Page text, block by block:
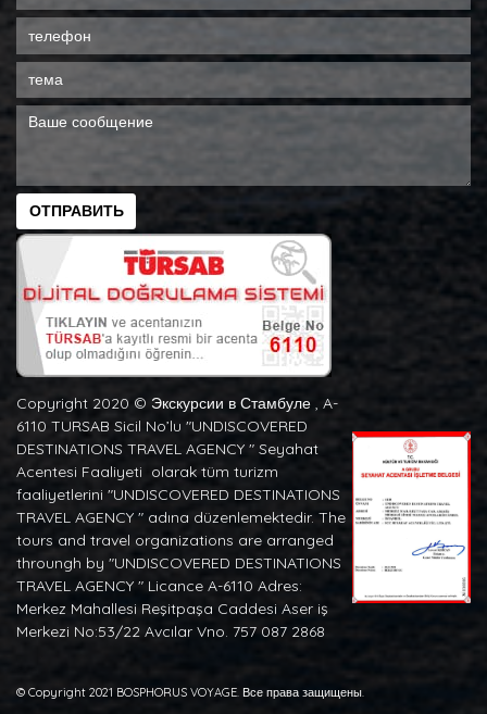
ОТПРАВИТЬ
Copyright 2020 ©️ Экскурсии в Стамбуле , A-
6110 TURSAB Sicil No’lu "UNDISCOVERED
DESTINATIONS TRAVEL AGENCY " Seyahat
Acentesi Faaliyeti olarak tüm turizm
faaliyetlerini "UNDISCOVERED DESTINATIONS
TRAVEL AGENCY " adına düzenlemektedir. The
tours and travel organizations are arranged
throungh by "UNDISCOVERED DESTINATIONS
TRAVEL AGENCY " Licance A-6110 Adres:
Merkez Mahallesi Reşitpaşa Caddesi Aser iş
Merkezi No:53/22 Avcılar Vno. 757 087 2868
© Copyright 2021 BOSPHORUS VOYAGE. Все права защищены.